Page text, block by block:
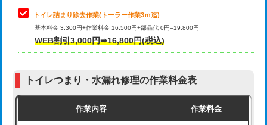
トイレ詰まり除去作業(トーラー作業3ｍ迄)
基本料金 3,300円+作業料金 16,500円+部品代 0円=19,800円
WEB割引3,000円➡16,800円(税込)
トイレつまり・水漏れ修理の作業料金表
作業内容 作業料金